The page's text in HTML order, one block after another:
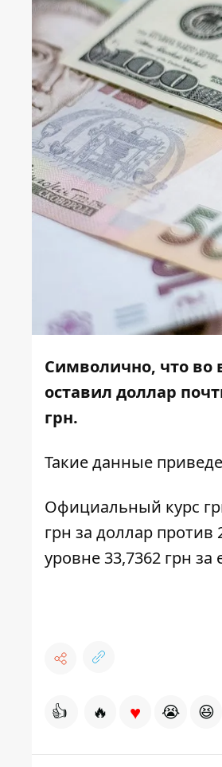
Символично, что во
оставил доллар
грн.
Такие данные
Официальный курс
грн за доллар против
уровне 33,7362 грн
👍 🔥 ♥ 😭 😆